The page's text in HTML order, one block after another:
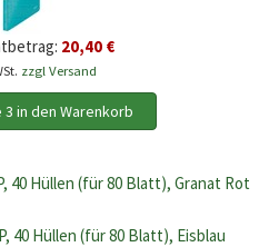
20,40 €
zzgl Versand
3 in den Warenkorb
40 Hüllen (für 80 Blatt), Granat Rot
40 Hüllen (für 80 Blatt), Eisblau